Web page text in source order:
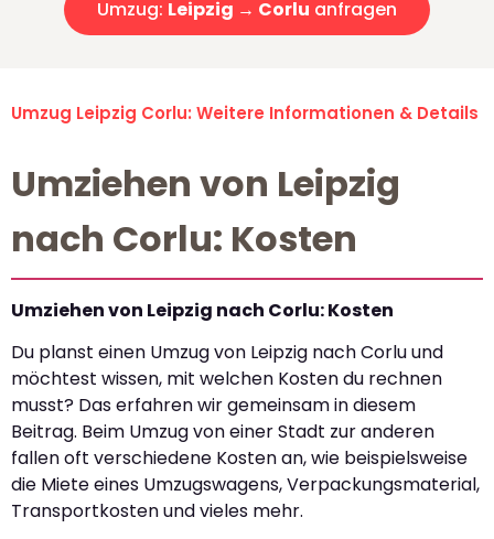
Umzug: Leipzig → Corlu anfragen
Umzug Leipzig Corlu: Weitere Informationen & Details
Umziehen von Leipzig
nach Corlu: Kosten
Umziehen von Leipzig nach Corlu: Kosten
Du planst einen Umzug von Leipzig nach Corlu und
möchtest wissen, mit welchen Kosten du rechnen
musst? Das erfahren wir gemeinsam in diesem
Beitrag. Beim Umzug von einer Stadt zur anderen
fallen oft verschiedene Kosten an, wie beispielsweise
die Miete eines Umzugswagens, Verpackungsmaterial,
Transportkosten und vieles mehr.